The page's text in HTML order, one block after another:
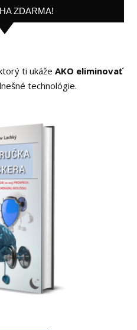
ZDARMA!
ti ukážeAKO eliminovať
technológie.